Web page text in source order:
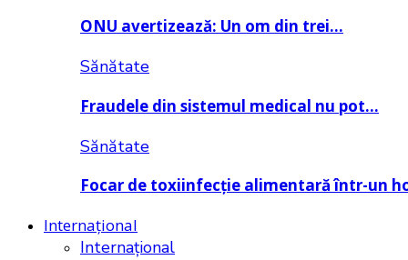
ONU avertizează: Un om din trei…
Sănătate
Fraudele din sistemul medical nu pot…
Sănătate
Focar de toxiinfecție alimentară într-un
Internațional
Internațional